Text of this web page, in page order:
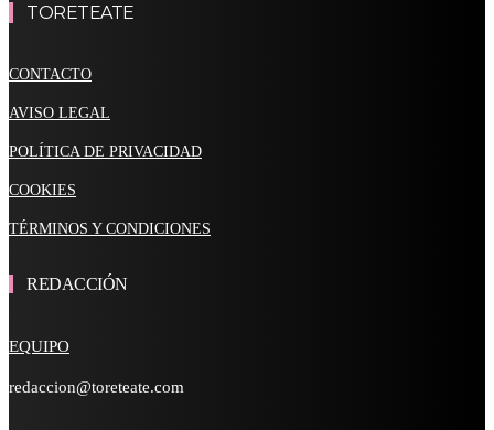
TORETEATE
CONTACTO
AVISO LEGAL
POLÍTICA DE PRIVACIDAD
COOKIES
TÉRMINOS Y CONDICIONES
REDACCIÓN
EQUIPO
redaccion@toreteate.com